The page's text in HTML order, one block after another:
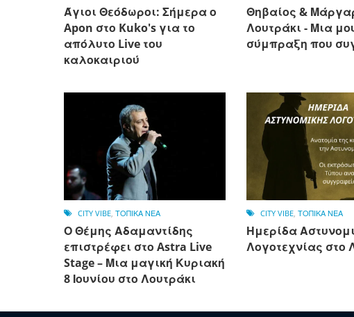
Άγιοι Θεόδωροι: Σήμερα ο
Apon στο Kuko's για το
απόλυτο Live του
καλοκαιριού
Θηβαίος &
Λουτράκι - Μια
σύμπραξη που
CITY VIBE, ΤΟΠΙΚΑ ΝΕΑ
Ο Θέμης Αδαμαντίδης
επιστρέφει στο Astra Live
Stage – Μια μαγική Κυριακή
8 Ιουνίου στο Λουτράκι
CITY VIBE,ΤΟΠΙΚΑ ΝΕΑ
Ημερίδα
Λογοτεχνίας στο